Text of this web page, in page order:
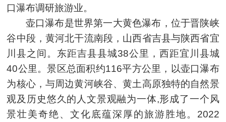
口瀑布调研旅游业。
壶口瀑布是世界第一大黄色瀑布，位于晋陕峡
谷中段，黄河北干流南段，山西省吉县与陕西省宜
川县之间。东距吉县县城38公里，西距宜川县城
40公里。景区总面积约116平方公里，以壶口瀑布
为核心，与周边黄河峡谷、黄土高原独特的自然景
观及历史悠久的人文景观融为一体,形成了一个风
景壮美奇绝、文化底蕴深厚的旅游胜地。2022